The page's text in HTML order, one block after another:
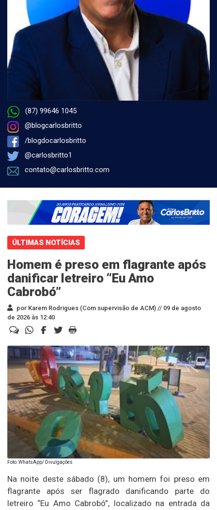
(87) 99646 1045
@blogcarlosbritto
/blogdocarlosbritto
@carlosbritto1
contato@carlosbritto.com
ÚLTIMAS NOTÍCIAS
Homem é preso em flagrante após
danificar letreiro “Eu Amo
Cabrobó”
por Karem Rodrigues (Com supervisão de ACM) // 09 de agosto
de 2026 às 12:40
Foto: WhatsApp/ Divulgações
Na noite deste sábado (8), um homem foi preso em
flagrante após ser flagrado danificando parte do
letreiro “Eu Amo Cabrobó”, localizado na entrada da